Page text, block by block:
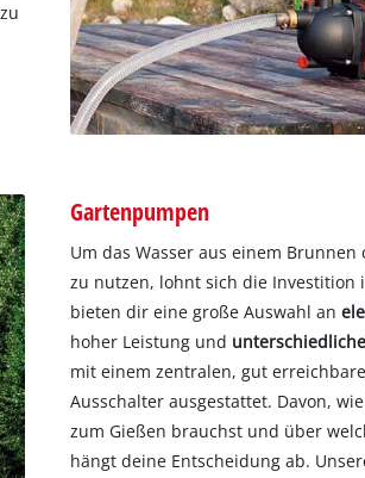
Gartenpumpen
Um das Wasser aus einem
zu nutzen, lohnt sich die Investition
bieten dir eine große Auswahl an
hoher Leistung und
mit einem zentralen, gut
Ausschalter ausgestattet. Davon,
zum Gießen brauchst und über
hängt deine Entscheidung ab.